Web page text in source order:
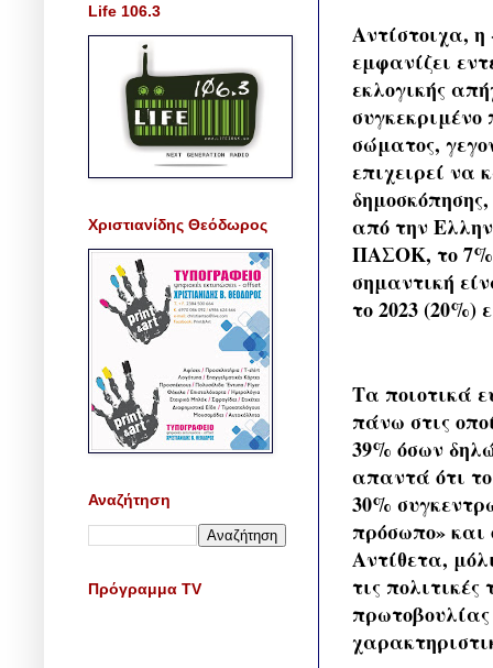
Αντίστοιχα,
εμφανίζει
εκλογικής
σώματος,
επιχειρεί να
από την
ΠΑΣΟΚ, το
σημαντική
το 2023 (20%)
Τα ποιοτικά
πάνω στις
39% όσων
απαντά ότι
30%
πρόσωπο» και
Αντίθετα,
τις πολιτικές
Life 106.3
Χριστιανίδης Θεόδωρος
Αναζήτηση
Πρόγραμμα TV